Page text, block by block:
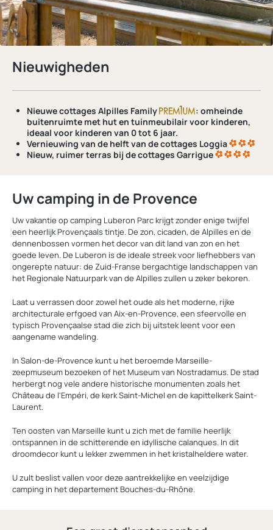
Nieuwigheden
Nieuwecottages Alpilles Family
: omheinde
buitenruimte met hut en tuinmeubilair voor kinderen,
ideaal voor kinderen van 0 tot 6 jaar.
Vernieuwing van de helft van decottages Loggia
Nieuw, ruimer terras bij de cottages Garrigue
Uw camping in de Provence
Uw vakantie op camping Luberon Parc krijgt zonder enige twijfel
een heerlijk Provençaals tintje. De zon, cicaden, de Alpilles en de
dennenbossen vormen het decor van dit land van zon en het
goede leven. De Luberon is de ideale streek voor liefhebbers van
ongerepte natuur: de Zuid-Franse bergachtige landschappen van
het Regionale Natuurpark van de Alpilles zullen u zeker bekoren.
Laat u verrassen door zowel het oude als het moderne, rijke
architecturale erfgoed van Aix-en-Provence, een sfeervolle en
typisch Provençaalse stad die zich bij uitstek leent voor een
aangename wandeling.
In Salon-de-Provence kunt u het beroemde Marseille-
zeepmuseum bezoeken of het Museum van Nostradamus. De stad
herbergt nog vele andere historische monumenten zoals het
Château de l'Empéri, de kerk Saint-Michel en de kapittelkerk Saint-
Laurent.
Ten oosten van Marseille kunt u zich met de familie heerlijk
ontspannen in de schitterende en idyllische calanques. In dit
droomdecor kunt u lekker zwemmen in het kristalheldere water.
U zult beslist vallen voor deze aantrekkelijke en veelzijdige
camping in het departement Bouches-du-Rhône.